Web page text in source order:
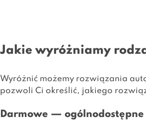
Jakie wyróżniamy
Wyróżnić możemy rozwiązania
pozwoli Ci określić, jakiego
Darmowe —